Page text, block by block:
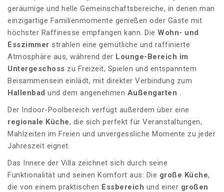
geräumige und helle Gemeinschaftsbereiche, in denen man
einzigartige Familienmomente genießen oder Gäste mit
höchster Raffinesse empfangen kann. Die Wohn- und
Esszimmer strahlen eine gemütliche und raffinierte
Atmosphäre aus, während der Lounge-Bereich im
Untergeschoss zu Freizeit, Spielen und entspanntem
Beisammensein einlädt, mit direkter Verbindung zum
Hallenbad und dem angenehmen Außengarten .
Der Indoor-Poolbereich verfügt außerdem über eine
regionale Küche, die sich perfekt für Veranstaltungen,
Mahlzeiten im Freien und unvergessliche Momente zu jeder
Jahreszeit eignet.
Das Innere der Villa zeichnet sich durch seine
Funktionalität und seinen Komfort aus: Die große Küche,
die von einem praktischen Essbereich und einer großen